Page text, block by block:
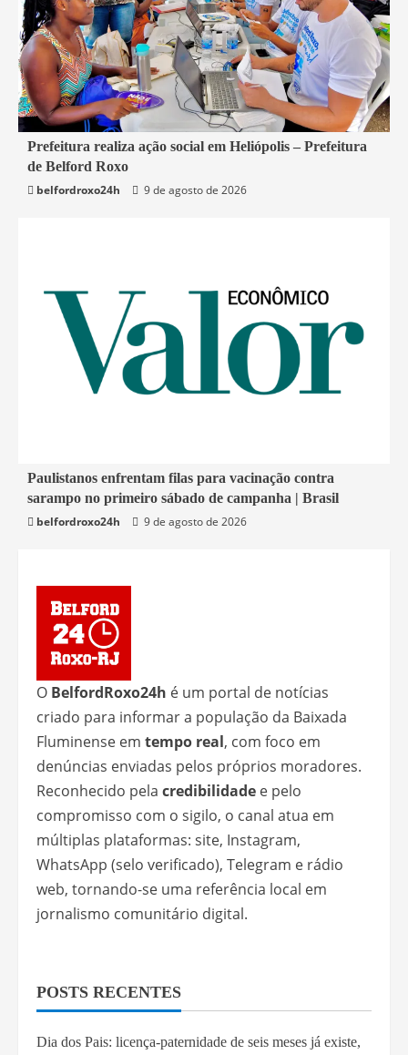
2 min read
Belford Roxo
Prefeitura realiza ação social em Heliópolis – Prefeitura
de Belford Roxo
belfordroxo24h
9 de agosto de 2026
4 min read
Economia
Paulistanos enfrentam filas para vacinação contra
sarampo no primeiro sábado de campanha | Brasil
belfordroxo24h
9 de agosto de 2026
O BelfordRoxo24h é um portal de notícias
criado para informar a população da Baixada
Fluminense em tempo real, com foco em
denúncias enviadas pelos próprios moradores.
Reconhecido pela credibilidade e pelo
compromisso com o sigilo, o canal atua em
múltiplas plataformas: site, Instagram,
WhatsApp (selo verificado), Telegram e rádio
web, tornando-se uma referência local em
jornalismo comunitário digital.
POSTS RECENTES
Dia dos Pais: licença-paternidade de seis meses já existe,